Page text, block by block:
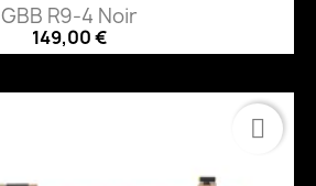
GBB R9-4 Noir
149,00 €